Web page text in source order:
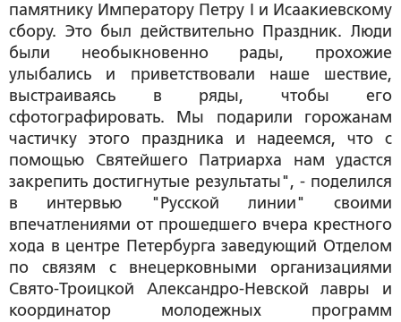
памятнику Императору Петру I и Исаакиевскому
сбору. Это был действительно Праздник. Люди
были необыкновенно рады, прохожие
улыбались и приветствовали наше шествие,
выстраиваясь в ряды, чтобы его
сфотографировать. Мы подарили горожанам
частичку этого праздника и надеемся, что с
помощью Святейшего Патриарха нам удастся
закрепить достигнутые результаты", - поделился
в интервью "Русской линии" своими
впечатлениями от прошедшего вчера крестного
хода в центре Петербурга заведующий Отделом
по связям с внецерковными организациями
Свято-Троицкой Александро-Невской лавры и
координатор молодежных программ